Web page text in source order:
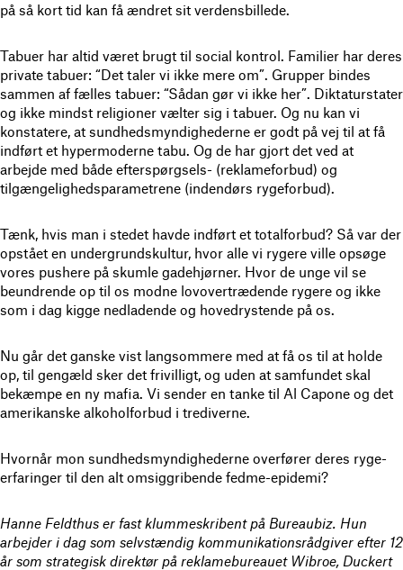
på så kort tid kan få ændret sit verdensbillede.
Tabuer har altid været brugt til social kontrol. Familier har deres
private tabuer: “Det taler vi ikke mere om”. Grupper bindes
sammen af fælles tabuer: “Sådan gør vi ikke her”. Diktaturstater
og ikke mindst religioner vælter sig i tabuer. Og nu kan vi
konstatere, at sundhedsmyndighederne er godt på vej til at få
indført et hypermoderne tabu. Og de har gjort det ved at
arbejde med både efterspørgsels- (reklameforbud) og
tilgængelighedsparametrene (indendørs rygeforbud).
Tænk, hvis man i stedet havde indført et totalforbud? Så var der
opstået en undergrundskultur, hvor alle vi rygere ville opsøge
vores pushere på skumle gadehjørner. Hvor de unge vil se
beundrende op til os modne lovovertrædende rygere og ikke
som i dag kigge nedladende og hovedrystende på os.
Nu går det ganske vist langsommere med at få os til at holde
op, til gengæld sker det frivilligt, og uden at samfundet skal
bekæmpe en ny mafia. Vi sender en tanke til Al Capone og det
amerikanske alkoholforbud i trediverne.
Hvornår mon sundhedsmyndighederne overfører deres ryge-
erfaringer til den alt omsiggribende fedme-epidemi?
Hanne Feldthus er fast klummeskribent på Bureaubiz. Hun
arbejder i dag som selvstændig kommunikationsrådgiver efter 12
år som strategisk direktør på reklamebureauet Wibroe, Duckert